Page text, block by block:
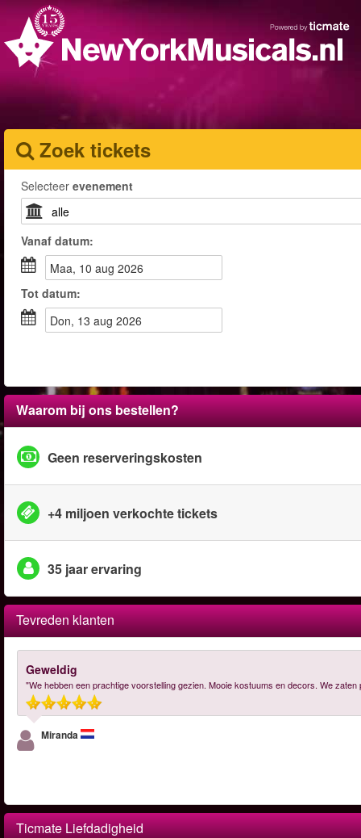
Zoek tickets
Selecteer evenement
Vanaf datum:
maa, 10 aug 2026
Tot datum:
don, 13 aug 2026
Waarom bij ons bestellen?
Geen reserveringskosten
+4 miljoen verkochte tickets
35 jaar ervaring
Tevreden klanten
Geweldig
"We hebben een prachtige voorstelling gezien. Mooie kostuums en decors. We
Miranda
Ticmate Liefdadigheid